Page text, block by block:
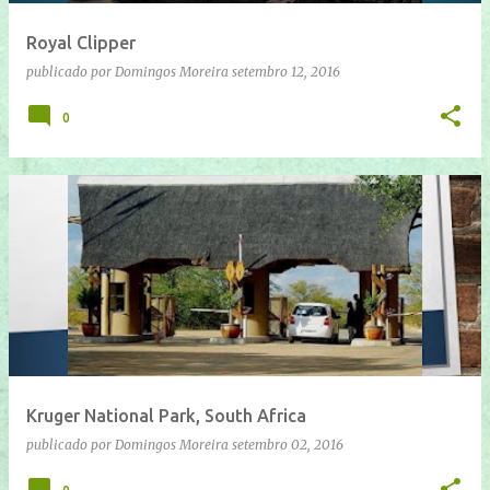
Royal Clipper
publicado por Domingos Moreira setembro 12, 2016
0
Kruger National Park, South Africa
publicado por Domingos Moreira setembro 02, 2016